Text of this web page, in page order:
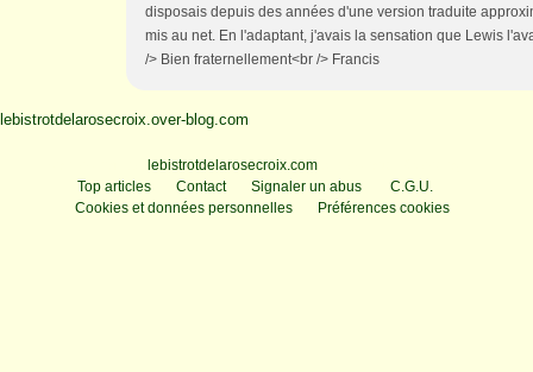
disposais depuis des années d'une version traduite
mis au net. En l'adaptant, j'avais la sensation que Lewis
/> Bien fraternellement<br /> Francis
lebistrotdelarosecroix.over-blog.com
lebistrotdelarosecroix.com
Top articles
Contact Signaler un abus
C.G.U.
Cookies et données personnelles
Préférences cookies